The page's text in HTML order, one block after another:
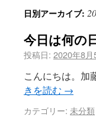
日別アーカイブ:
今日は何の
投稿日: 2020年8月
こんにちは。加
きを読む →
カテゴリー: 未分類